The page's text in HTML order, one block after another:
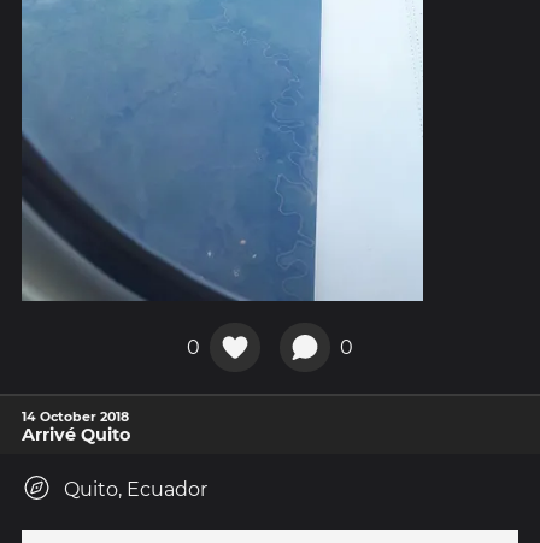
0 0
14 October 2018
Arrivé Quito
Quito, Ecuador